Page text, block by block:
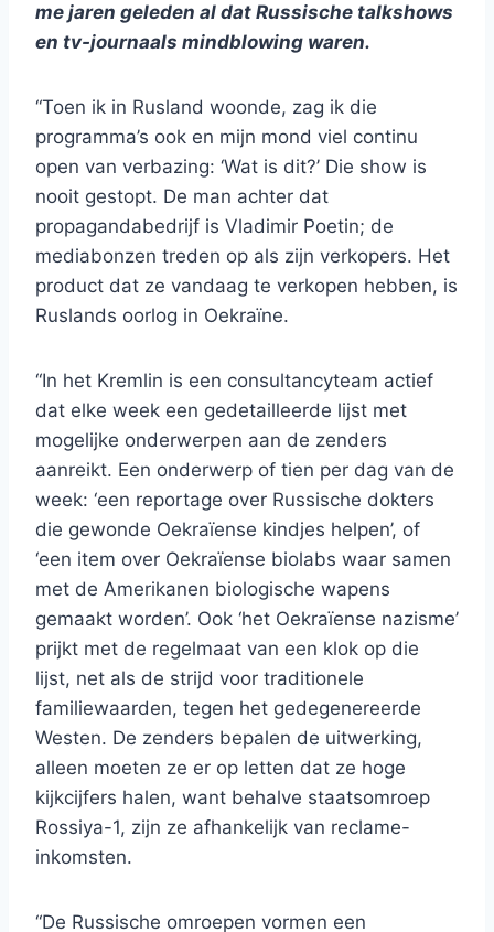
me jaren geleden al dat Russische talkshows
en tv-journaals mindblowing waren.
“Toen ik in Rusland woonde, zag ik die
programma’s ook en mijn mond viel continu
open van verbazing: ‘Wat is dit?’ Die show is
nooit gestopt. De man achter dat
propagandabedrijf is Vladimir Poetin; de
mediabonzen treden op als zijn verkopers. Het
product dat ze vandaag te verkopen hebben, is
Ruslands oorlog in Oekraïne.
“In het Kremlin is een consultancyteam actief
dat elke week een gedetailleerde lijst met
mogelijke onderwerpen aan de zenders
aanreikt. Een onderwerp of tien per dag van de
week: ‘een reportage over Russische dokters
die gewonde Oekraïense kindjes helpen’, of
‘een item over Oekraïense biolabs waar samen
met de Amerikanen biologische wapens
gemaakt worden’. Ook ‘het Oekraïense nazisme’
prijkt met de regelmaat van een klok op die
lijst, net als de strijd voor traditionele
familiewaarden, tegen het gedegenereerde
Westen. De zenders bepalen de uitwerking,
alleen moeten ze er op letten dat ze hoge
kijkcijfers halen, want behalve staatsomroep
Rossiya-1, zijn ze afhankelijk van reclame-
inkomsten.
“De Russische omroepen vormen een